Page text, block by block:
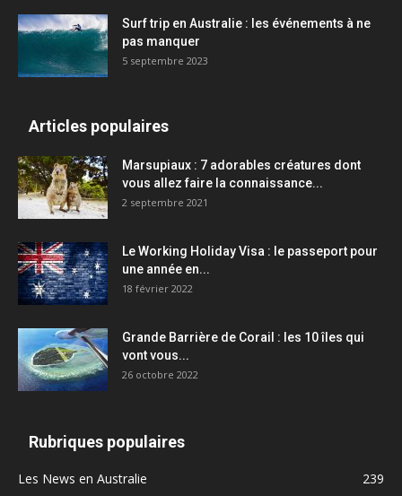
Surf trip en Australie : les événements à ne
pas manquer
5 septembre 2023
Articles populaires
Marsupiaux : 7 adorables créatures dont
vous allez faire la connaissance...
2 septembre 2021
Le Working Holiday Visa : le passeport pour
une année en...
18 février 2022
Grande Barrière de Corail : les 10 îles qui
vont vous...
26 octobre 2022
Rubriques populaires
Les News en Australie
239